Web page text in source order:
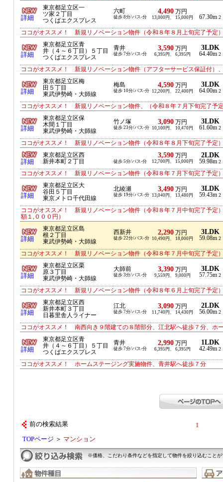
詳細
東京都足立区一
ツ家２丁目
つくばエクスプレス
六町
徒歩 8分/バス-分
4,490 万円
13,000円、 15,000円 67.30m 2
ココがオススメ！ 新規リノベーション物件（令和８年８月上旬完了予定
詳細
東京都足立区青
井（４～６丁目）５丁目
つくばエクスプレス
青井
徒歩 7分/バス-分
3,590 万円
6,395円、 6,395円
3LDK
64.40m 2
ココがオススメ！ 新規リノベーション物件（アフターサービス保証付）
詳細
東京都足立区梅
田５丁目
東武伊勢崎・大師線
梅島
徒歩 10分/バス-分
4,590 万円
12,200円、 22,400円
3LDK
64.00m 2
ココがオススメ！ 新規リノベーション物件、（令和８年７月下旬完了予
詳細
東京都足立区保
木間１丁目
東武伊勢崎・大師線
竹ノ塚
徒歩 23分/バス-分
3,090 万円
10,100円、 10,470円
3LDK
61.60m 2
ココがオススメ！ 新規リノベーション物件（令和８年８月下旬完了予定
詳細
東京都足立区西
新井本町２丁目
徒歩 5分/バス-分
3,590 万円
12,700円、 15,000円
2LDK
59.98m 2
ココがオススメ！ 新規リノベーション物件（令和８年７月下旬完了予定
詳細
東京都足立区大
谷田５丁目
東京メトロ千代田線
北綾瀬
徒歩 19分/バス-分
3,490 万円
13,040円、 13,480円
3LDK
59.43m 2
ココがオススメ！ 新規リノベーション物件（令和８年７月中旬完了予定
額１,０００円）
詳細
東京都足立区島
根２丁目
東武伊勢崎・大師線
西新井
徒歩 22分/バス-分
2,290 万円
10,490円、 18,000円
3LDK
59.08m 2
ココがオススメ！ 新規リノベーション物件（令和８年７月中旬完了予定
詳細
東京都足立区栗
原３丁目
東武伊勢崎・大師線
大師前
徒歩 3分/バス-分
3,390 万円
9,559円、 9,000円
3LDK
57.75m 2
ココがオススメ！ 新規リノベーション物件（令和８年６月上旬完了予定
詳細
東京都足立区西
新井本町３丁目
日暮里舎人ライナー
江北
徒歩 7分/バス-分
3,090 万円
11,740円、 14,430円
2LDK
56.00m 2
ココがオススメ！ 南西向き９階建ての８階部分、江北駅へ徒歩７分、ホ
詳細
東京都足立区青
井（４～６丁目）５丁目
つくばエクスプレス
青井
徒歩 7分/バス-分
2,990 万円
6,395円、 6,395円
1LDK
42.49m 2
ココがオススメ！ ホームステージング実施物件、青井駅へ徒歩７分
前の検索結果 1
TOPページ ＞ マンション
※価格、こだわり条件などを指定して物件を絞り込むことが